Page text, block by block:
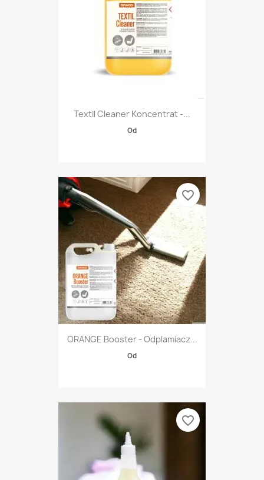
Textil Cleaner Koncentrat -...
Od
ORANGE Booster - Odplamiacz...
Od
favorite_border
favorite_border